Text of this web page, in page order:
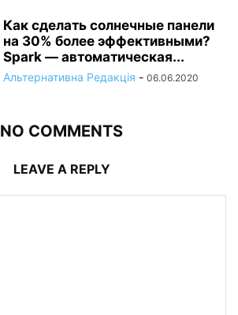
Как сделать солнечные панели
на 30% более эффективными?
Spark — автоматическая...
Альтернативна Редакція - 06.06.2020
NO COMMENTS
LEAVE A REPLY